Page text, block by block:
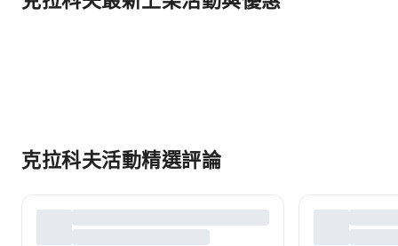
克拉科夫活動精選評論